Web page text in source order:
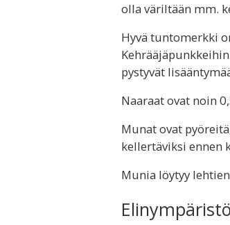
olla väriltään mm.
Hyvä tuntomerkki
pystyvät
Naaraat ovat noin
Munat ovat
kellertäviksi ennen
Munia löytyy